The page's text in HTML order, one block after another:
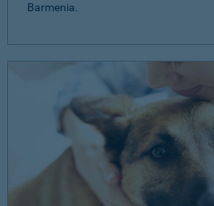
Barmenia.